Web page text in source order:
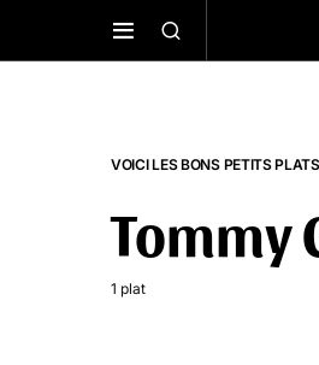
VOICI LES BONS PETITS
Tommy
1 plat